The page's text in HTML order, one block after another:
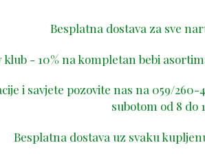
Besplatna dostava za sve
klub - 10% na kompletan bebi
i savjete pozovite nas na 059/
subotom od 8 do
Besplatna dostava uz svaku